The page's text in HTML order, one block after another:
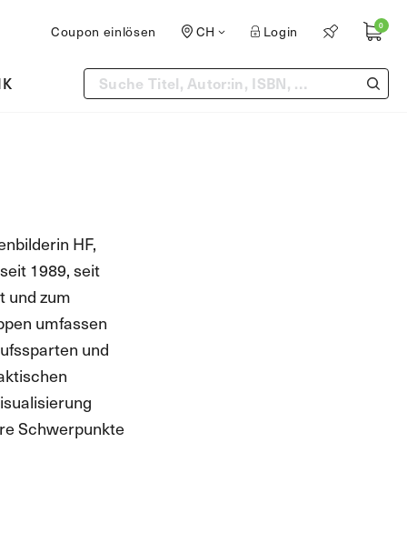
Coupon einlösen CH Login 0
HF,
1989, seit
und zum
umfassen
und
Schwerpunkte